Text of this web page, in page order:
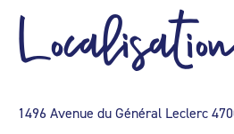
Localisation
1496 Avenue du Général Leclerc